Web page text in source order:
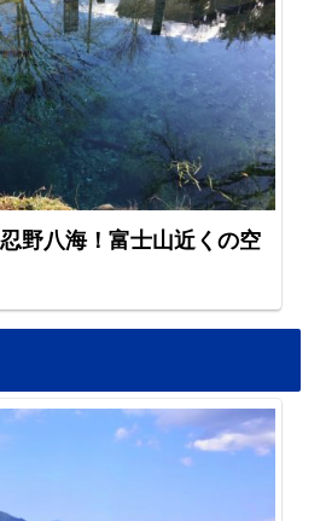
野八海！富士山近くの空